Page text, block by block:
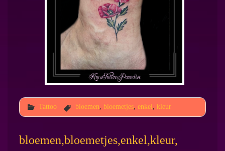
Tattoo bloemen bloemetjes, enkel kleur
bloemen,bloemetjes,enkel,kleur,